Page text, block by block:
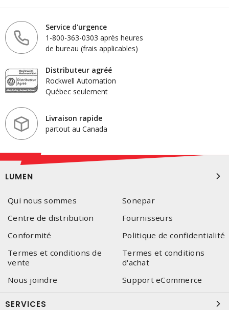
Service d'urgence
1-800-363-0303 après heures
de bureau (frais applicables)
Distributeur agréé
Rockwell Automation
Québec seulement
Livraison rapide
partout au Canada
LUMEN
Qui nous sommes
Sonepar
Centre de distribution
Fournisseurs
Conformité
Politique de confidentialité
Termes et conditions de
vente
Termes et conditions
d'achat
Nous joindre
Support eCommerce
SERVICES